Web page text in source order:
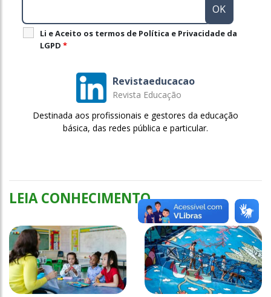
Li e Aceito os termos de Política e Privacidade da
LGPD *
Revistaeducacao
Revista Educação
Destinada aos profissionais e gestores da educação
básica, das redes pública e particular.
LEIA CONHECIMENTO